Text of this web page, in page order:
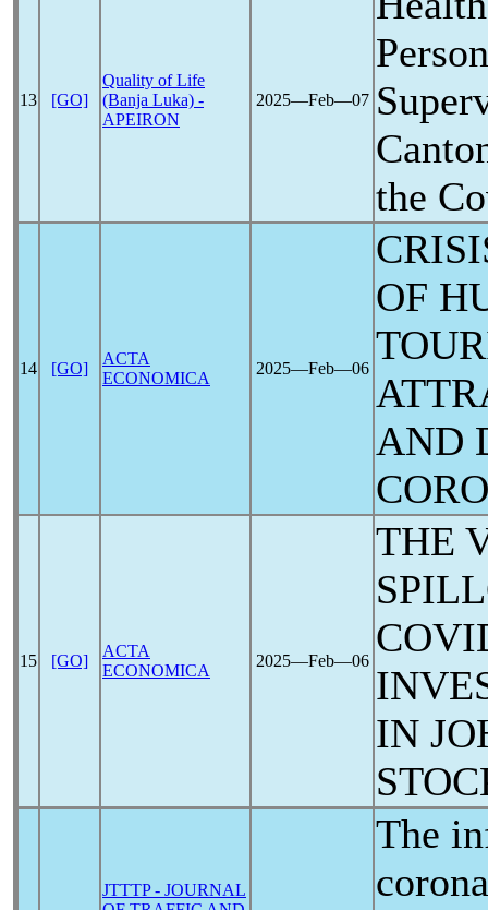
13 [GO]
Quality of Life
(Banja Luka) -
APEIRON
2025―Feb―07
the
14 [GO]
ACTA
ECONOMICA
2025―Feb―06
OF
AND
15 [GO]
ACTA
ECONOMICA
2025―Feb―06
THE
IN
JTTTP - JOURNAL
The